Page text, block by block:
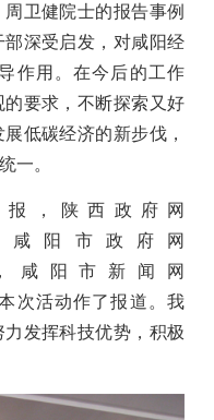
卫健院士的报告事例
深受启发，对咸阳经
作用。在今后的工作
要求，不断探索又好
低碳经济的新步伐，
一。
，陕西政府网
)，咸阳市政府网
)，咸阳市新闻网
次活动作了报道。我
发挥科技优势，积极